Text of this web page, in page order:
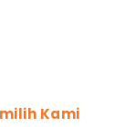
Kami